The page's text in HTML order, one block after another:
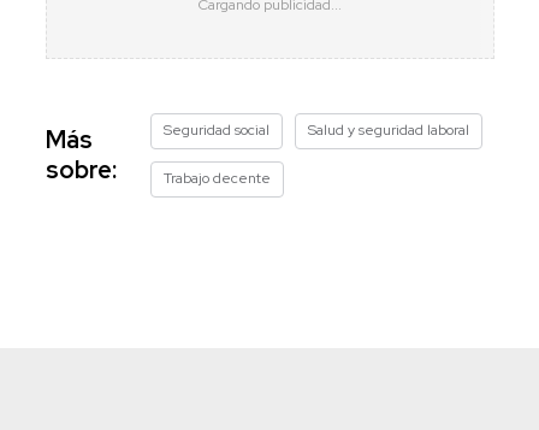
Más
sobre:
Seguridad social Salud y seguridad laboral
Trabajo decente